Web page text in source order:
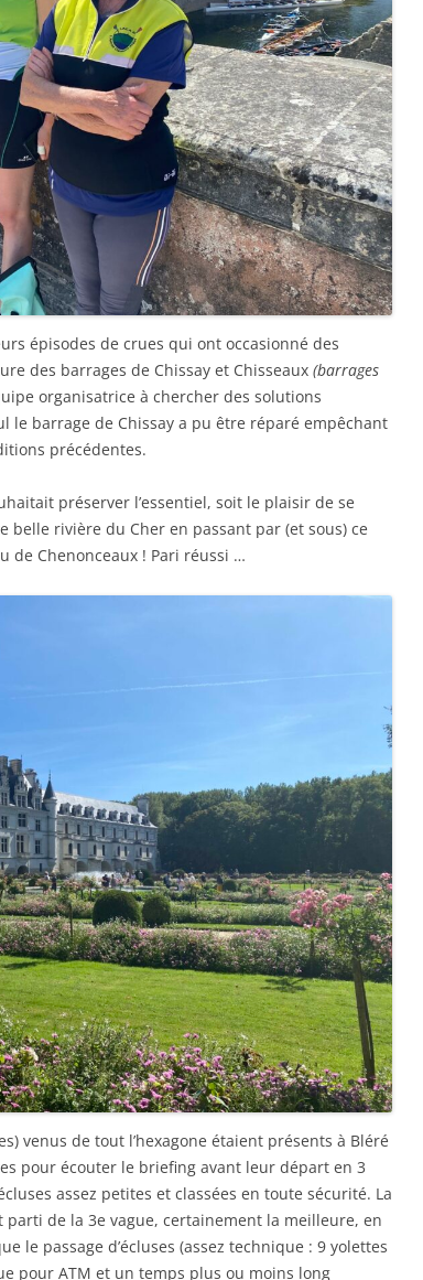
épisodes de crues qui ont occasionné des
des barrages de Chissay et Chisseaux (barrages
organisatrice à chercher des solutions
le barrage de Chissay a pu être réparé empêchant
précédentes.
préserver l’essentiel, soit le plaisir de se
rivière du Cher en passant par (et sous) ce
de Chenonceaux ! Pari réussi …
venus de tout l’hexagone étaient présents à Bléré
pour écouter le briefing avant leur départ en 3
assez petites et classées en toute sécurité. La
parti de la 3e vague, certainement la meilleure, en
le passage d’écluses (assez technique : 9 yolettes
pour ATM et un temps plus ou moins long